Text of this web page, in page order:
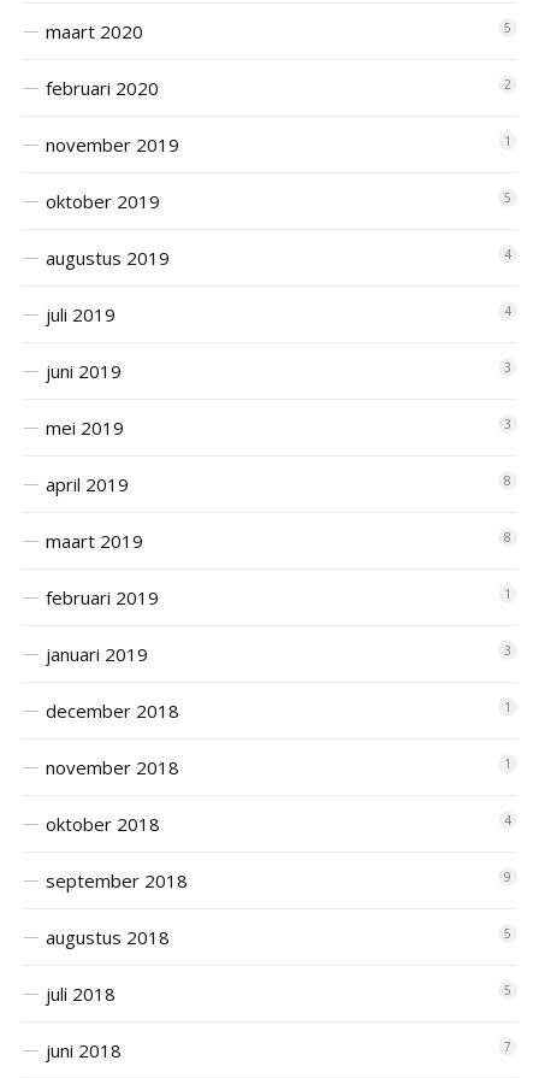
maart 2020 5
februari 2020 2
november 2019 1
oktober 2019 5
augustus 2019 4
juli 2019 4
juni 2019 3
mei 2019 3
april 2019 8
maart 2019 8
februari 2019 1
januari 2019 3
december 2018 1
november 2018 1
oktober 2018 4
september 2018 9
augustus 2018 5
juli 2018 5
juni 2018 7